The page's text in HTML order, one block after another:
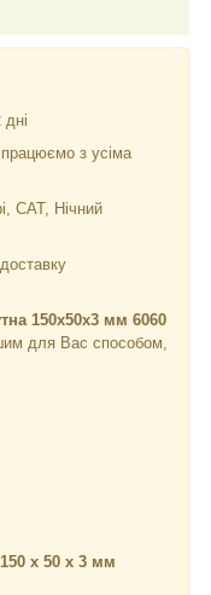
з усіма
САТ, Нічний
150х50х3 мм 6060
для Вас способом,
х 50 х 3 мм